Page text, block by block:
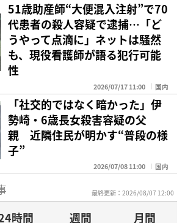
51歳助産師“大便混入注射”で70
代患者の殺人容疑で逮捕…「ど
うやって点滴に」ネットは騒然
も、現役看護師が語る犯行可能
性
2026/07/17 11:00 国内
「社交的ではなく暗かった」伊
勢崎・6歳長女殺害容疑の父
親 近隣住民が明かす“普段の様
子”
2026/07/08 11:00 国内
最終更新：2026/08/07 12:00
時間 週間
月間